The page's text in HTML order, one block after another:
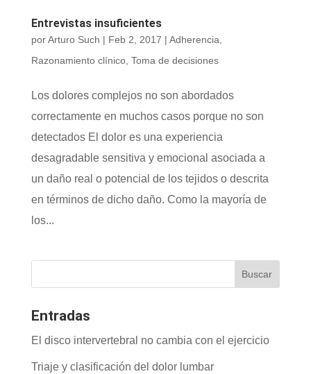
Entrevistas insuficientes
porArturo Such | Feb 2, 2017 | Adherencia
Razonamiento clínico, Toma de decisiones
Los dolores complejos no son abordados
correctamente en muchos casos porque no son
detectados El dolor es una experiencia
desagradable sensitiva y emocional asociada a
un daño real o potencial de los tejidos o descrita
en términos de dicho daño. Como la mayoría de
los...
Entradas
El disco intervertebral no cambia con el ejercicio
Triaje y clasificación del dolor lumbar